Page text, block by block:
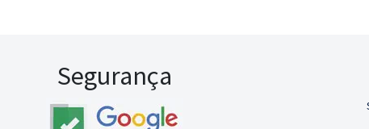
Segurança